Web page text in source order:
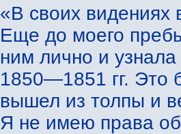
«В своих видениях
Еще до моего
ним лично и
1850—1851 гг. Это
вышел из толпы и
Я не имею права